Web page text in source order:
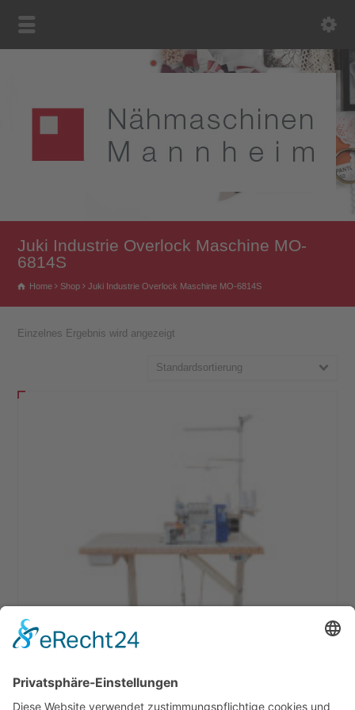
Juki Industrie Overlock Maschine MO-
6814S
Home Shop Juki Industrie Overlock Maschine MO-6814S
Einzelnes Ergebnis wird angezeigt
Standardsortierung